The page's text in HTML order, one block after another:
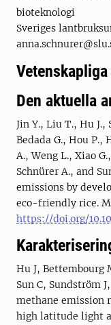
bioteknologi
Sveriges
Den aktuella
Jin Y., Liu T., Hu J.,
Bedada G., Hou P.,
A., Weng L., Xiao
Schnürer A., and
emissions by
eco-friendly rice.
https://doi.org/
Hu J, Bettembourg
Sun C, Sundström
methane emission
high latitude light